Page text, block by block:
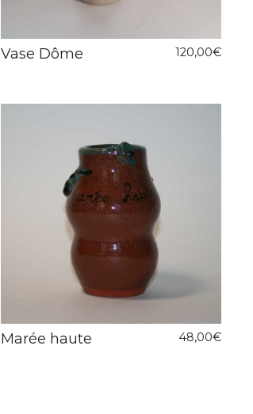
Vase Dôme 120,00€
Marée haute 48,00€